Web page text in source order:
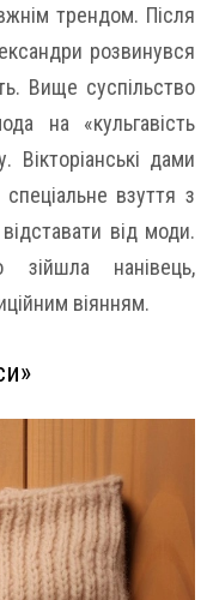
трендом. Після
розвинувся
Вище суспільство
на «кульгавість
Вікторіанські дами
взуття з
від моди.
нанівець,
віянням.